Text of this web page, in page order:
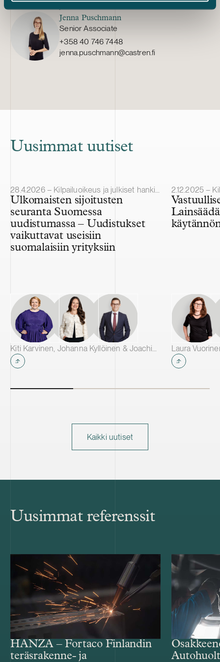
Jenna Puschmann
Senior Associate
+358 40 746 7448
jenna.puschmann@castren.fi
Uusimmat uutiset
Julkaistu
28.4.2026 – Kilpailuoikeus ja julkiset hankinnat
Ulkomaisten sijoitusten
seuranta Suomessa
uudistumassa – Uudistukset
vaikuttavat useisiin
suomalaisiin yrityksiin
Kiti Karvinen, Johanna Kyllöinen & Joachim Wik
Julkaistu
2.12.2025 –
Laura
Kaikki uutiset
Uusimmat referenssit
HANZA – Fortaco Finlandin
teräsrakenne- ja